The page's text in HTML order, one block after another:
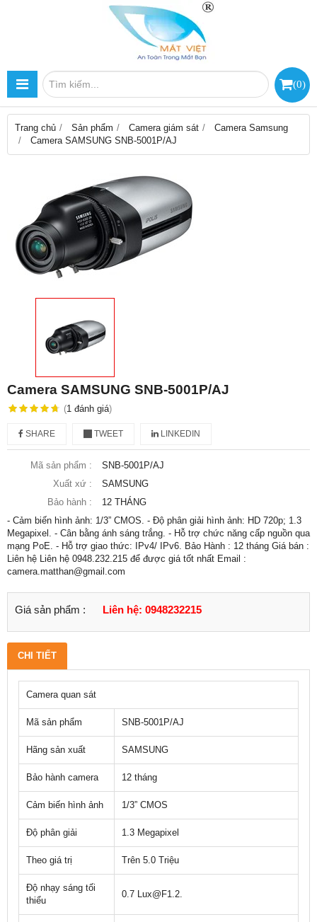
(0)
Trang chủ Sản phẩm Camera giám sát
Camera Samsung
Camera SAMSUNG SNB-5001P/AJ
Camera SAMSUNG SNB-5001P/AJ
(1 đánh giá)
SHARE TWEET LINKEDIN
Mã sản phẩm :
SNB-5001P/AJ
Xuất xứ :
SAMSUNG
Bảo hành :
12 THÁNG
- Cảm biến hình ảnh: 1/3” CMOS. - Độ phân giải hình ảnh: HD 720p; 1.3
Megapixel. - Cân bằng ánh sáng trắng. - Hỗ trợ chức năng cấp nguồn qua
mạng PoE. - Hỗ trợ giao thức: IPv4/ IPv6. Bảo Hành : 12 tháng Giá bán :
Liên hệ Liên hệ 0948.232.215 để được giá tốt nhất Email :
camera.matthan@gmail.com
Giá sản phẩm : Liên hệ: 0948232215
CHI TIẾT
Camera quan sát
Mã sản phẩm SNB-5001P/AJ
Hãng sản xuất SAMSUNG
Bảo hành camera 12 tháng
Cảm biến hình ảnh 1/3” CMOS
Độ phân giải 1.3 Megapixel
Theo giá trị Trên 5.0 Triệu
Độ nhạy sáng tối
thiểu
0.7 Lux@F1.2.